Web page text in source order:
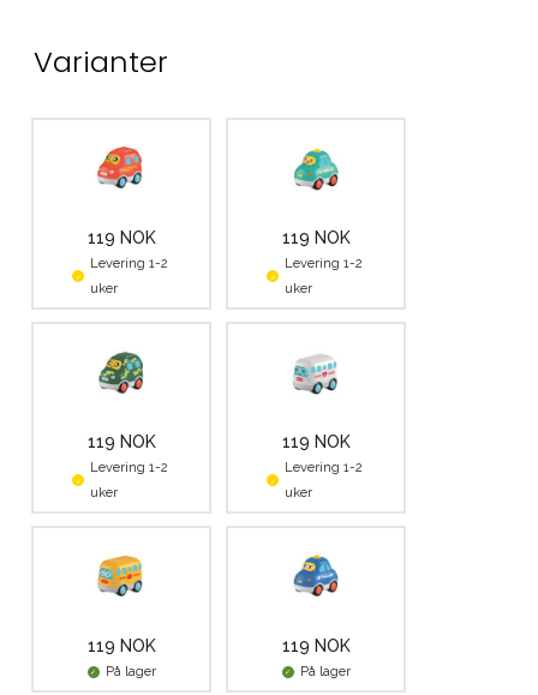
Varianter
119 NOK
Levering 1-2
uker
119 NOK
Levering 1-2
uker
119 NOK
Levering 1-2
uker
119 NOK
Levering 1-2
uker
119 NOK
På lager
119 NOK
På lager